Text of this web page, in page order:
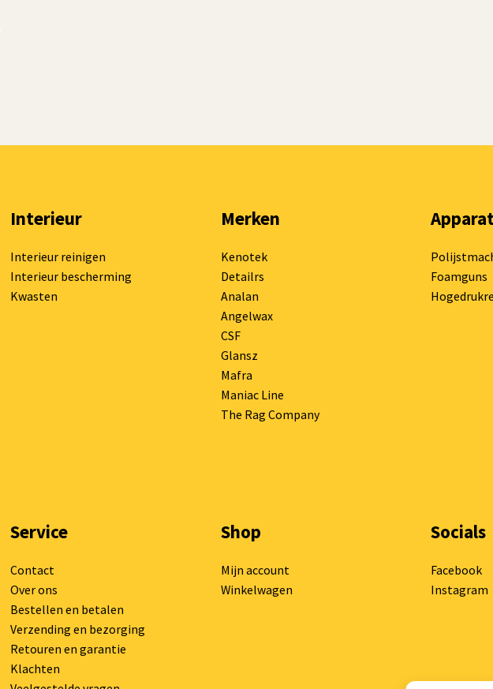
Interieur
Interieur reinigen
Interieur bescherming
Kwasten
Merken
Kenotek
Detailrs
Analan
Angelwax
CSF
Glansz
Mafra
Maniac Line
The Rag Company
Foamguns
Service
Contact
Over ons
Bestellen en betalen
Verzending en bezorging
Retouren en garantie
Klachten
Shop
Mijn account
Winkelwagen
Socials
Facebook
Instagram